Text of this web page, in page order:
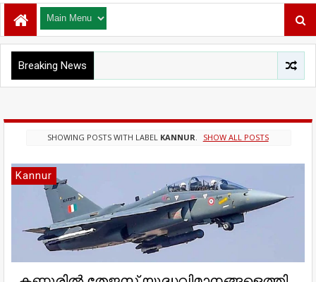
Breaking News
SHOWING POSTS WITH LABEL KANNUR SHOW ALL POSTS
Kannur